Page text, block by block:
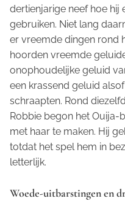
dertienjarige neef hoe
gebruiken. Niet lang
er vreemde dingen rond
hoorden vreemde
onophoudelijke geluid
een krassend geluid
schraapten. Rond
Robbie begon het
met haar te maken. Hij
totdat het spel hem in
letterlijk.
Woede-uitbarstingen en